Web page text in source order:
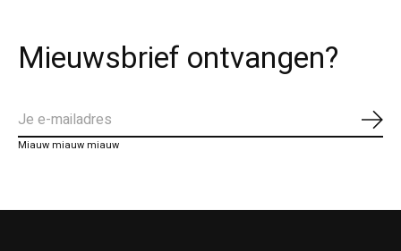
Mieuwsbrief ontvangen?
Miauw miauw miauw